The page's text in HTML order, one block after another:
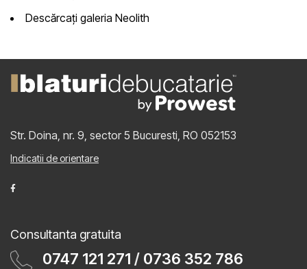
Descărcați galeria Neolith
Str. Doina, nr. 9, sector 5 Bucuresti, RO 052153
Indicatii de orientare
Consultanta gratuita
0747 121 271 / 0736 352 786